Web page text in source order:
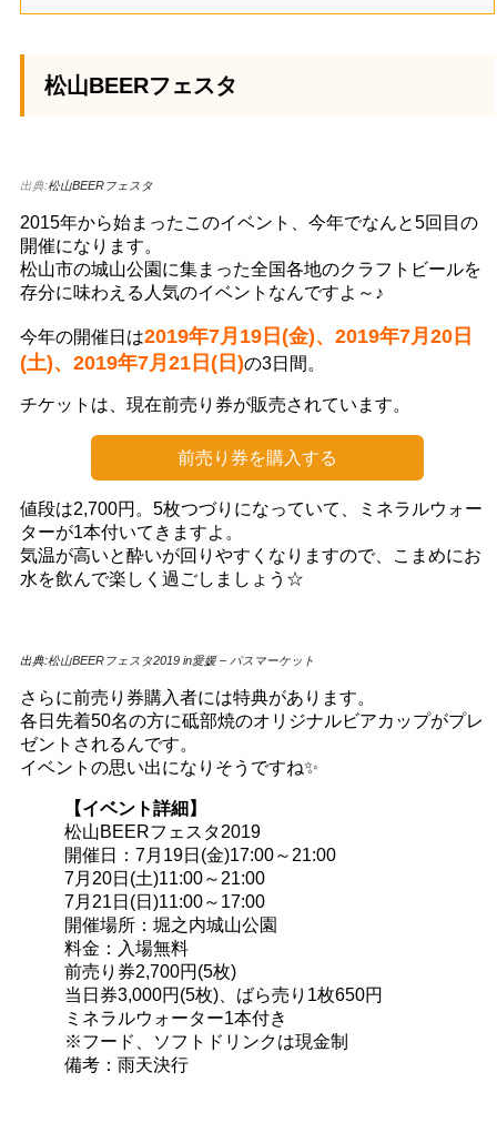
松山BEERフェスタ
出典:松山BEERフェスタ
2015年から始まったこのイベント、今年でなんと5回目の
開催になります。
松山市の城山公園に集まった全国各地のクラフトビールを
存分に味わえる人気のイベントなんですよ～♪
今年の開催日は2019年7月19日(金)、2019年7月20日
(土)、2019年7月21日(日)の3日間。
チケットは、現在前売り券が販売されています。
前売り券を購入する
値段は2,700円。5枚つづりになっていて、ミネラルウォー
ターが1本付いてきますよ。
気温が高いと酔いが回りやすくなりますので、こまめにお
水を飲んで楽しく過ごしましょう☆
出典:松山BEERフェスタ2019 in愛媛 – パスマーケット
さらに前売り券購入者には特典があります。
各日先着50名の方に砥部焼のオリジナルビアカップがプレ
ゼントされるんです。
イベントの思い出になりそうですね✨
【イベント詳細】
松山BEERフェスタ2019
開催日：7月19日(金)17:00～21:00
7月20日(土)11:00～21:00
7月21日(日)11:00～17:00
開催場所：堀之内城山公園
料金：入場無料
前売り券2,700円(5枚)
当日券3,000円(5枚)、ばら売り1枚650円
ミネラルウォーター1本付き
※フード、ソフトドリンクは現金制
備考：雨天決行